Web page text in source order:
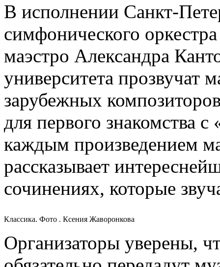
В исполнении Санкт-
симфонического
маэстро Александра
университета прозвучат
зарубежных
для первого знакомства
каждым произведением
рассказывает
сочинениях, которые
Классика. Фото . Ксения Жаворонкова
Организаторы уверены,